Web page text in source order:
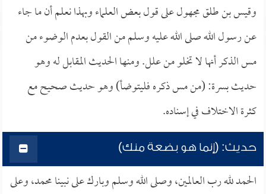
وقيس بن طلق مجهول على قول بعض العلماء وبهذا نعلم أن ما جاء
عن رسول الله صلى الله عليه وسلم من القول بعدم الوضوء من
مس الذكر أنها لا تخلو من علل. ومنها الحديث المقابل له وهو
حديث بسرة: (من مس ذكره فليتوضأ) وهو حديث صحيح مع
كثرة الاختلاف في إسناده.
حديث: (إنما هو بضعة منك)
الحمد لله رب العالمين، وصلى الله وسلم وبارك على نبينا محمد، وعلى